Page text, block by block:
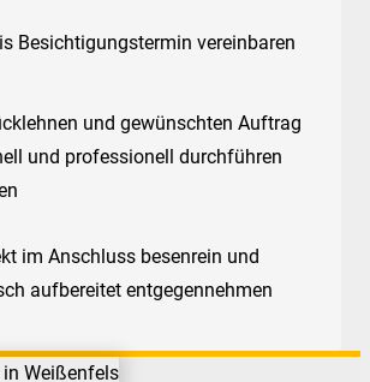
Besichtigungstermin vereinbaren
und gewünschten Auftrag
und professionell durchführen
im Anschluss besenrein und
aufbereitet entgegennehmen